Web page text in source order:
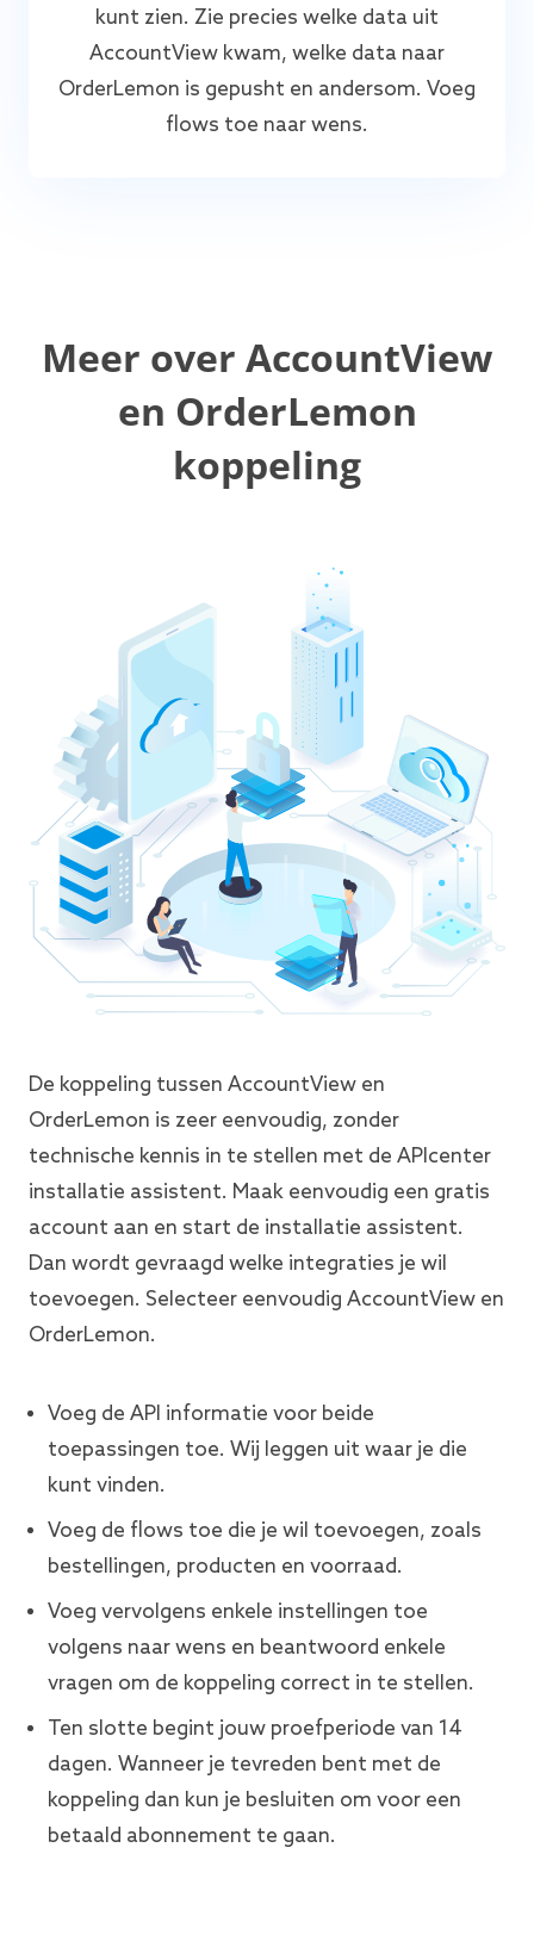
kunt zien. Zie precies welke data uit
AccountView kwam, welke data naar
OrderLemon is gepusht en andersom. Voeg
flows toe naar wens.
Meer over AccountView
en OrderLemon
koppeling
De koppeling tussen AccountView en
OrderLemon is zeer eenvoudig, zonder
technische kennis in te stellen met de APIcenter
installatie assistent. Maak eenvoudig een gratis
account aan en start de installatie assistent.
Dan wordt gevraagd welke integraties je wil
toevoegen. Selecteer eenvoudig AccountView en
OrderLemon.
Voeg de API informatie voor beide
toepassingen toe. Wij leggen uit waar je die
kunt vinden.
Voeg de flows toe die je wil toevoegen, zoals
bestellingen, producten en voorraad.
Voeg vervolgens enkele instellingen toe
volgens naar wens en beantwoord enkele
vragen om de koppeling correct in te stellen.
Ten slotte begint jouw proefperiode van 14
dagen. Wanneer je tevreden bent met de
koppeling dan kun je besluiten om voor een
betaald abonnement te gaan.